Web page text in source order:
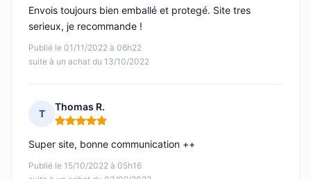
Publié le 01/11/2022 à 06h22
suite à un achat du 13/10/2022
Envois toujours bien emballé et protegé. Site tres
serieux, je recommande !
T
Thomas R.
Note : 5 sur 5
Publié le 15/10/2022 à 05h16
Super site, bonne communication ++